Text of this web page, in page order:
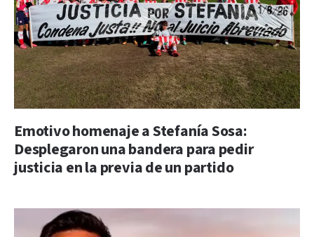
Emotivo homenaje a Stefanía Sosa:
Desplegaron una bandera para pedir
justicia en la previa de un partido